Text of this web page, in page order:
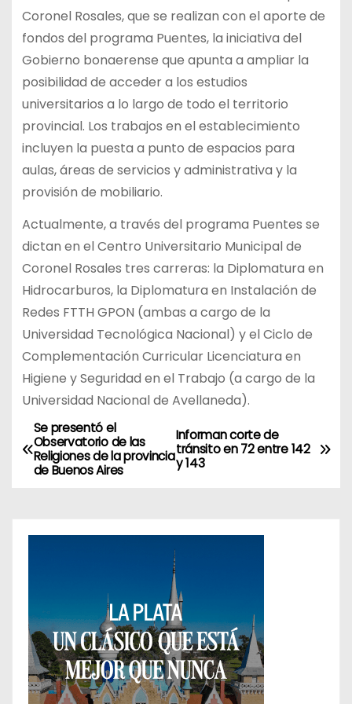
Coronel Rosales, que se realizan con el aporte de
fondos del programa Puentes, la iniciativa del
Gobierno bonaerense que apunta a ampliar la
posibilidad de acceder a los estudios
universitarios a lo largo de todo el territorio
provincial. Los trabajos en el establecimiento
incluyen la puesta a punto de espacios para
aulas, áreas de servicios y administrativa y la
provisión de mobiliario.
Actualmente, a través del programa Puentes se
dictan en el Centro Universitario Municipal de
Coronel Rosales tres carreras: la Diplomatura en
Hidrocarburos, la Diplomatura en Instalación de
Redes FTTH GPON (ambas a cargo de la
Universidad Tecnológica Nacional) y el Ciclo de
Complementación Curricular Licenciatura en
Higiene y Seguridad en el Trabajo (a cargo de la
Universidad Nacional de Avellaneda).
N
a
e
c
Informan corte de
tránsito en 72 entre 142
y 143
Se presentó el
Observatorio de las
Religiones de la provincia
de Buenos Aires